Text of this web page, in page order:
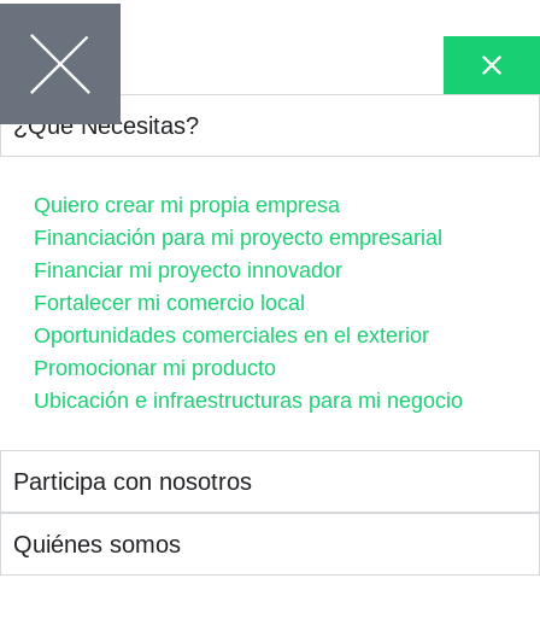
¿Qué Necesitas?
Quiero crear mi propia empresa
Financiación para mi proyecto empresarial
Financiar mi proyecto innovador
Fortalecer mi comercio local
Oportunidades comerciales en el exterior
Promocionar mi producto
Ubicación e infraestructuras para mi negocio
Participa con nosotros
Quiénes somos